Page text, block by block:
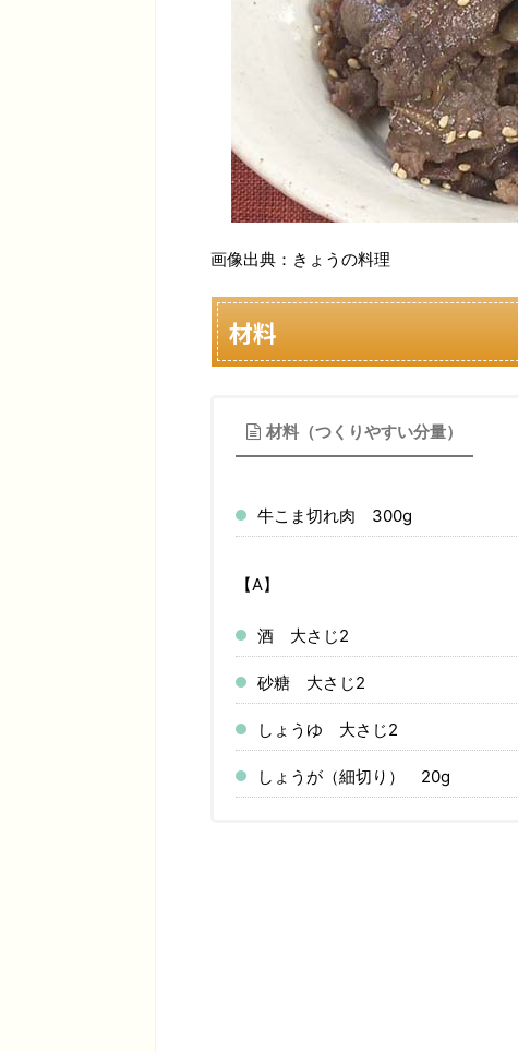
画像出典：きょうの料理
材料
材料（つくりやすい分量）
牛こま切れ肉 300g
【A】
酒 大さじ2
砂糖 大さじ2
しょうゆ 大さじ2
しょうが（細切り） 20g